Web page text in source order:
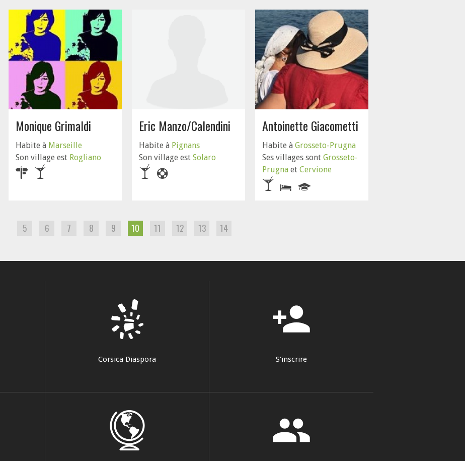
Monique Grimaldi
Habite à Marseille
Son village est Rogliano
Eric Manzo/Calendini
Habite à Pignans
Son village est Solaro
Antoinette Giacometti
Habite à Grosseto-Prugna
Ses villages sont Grosseto-
Prugna et Cervione
5 6 7 8 9 10 11 12 13 14
Corsica Diaspora
person_add
S'inscrire
group